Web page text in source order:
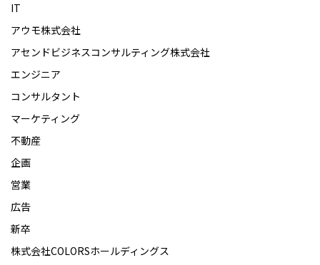
IT
アウモ株式会社
アセンドビジネスコンサルティング株式会社
エンジニア
コンサルタント
マーケティング
不動産
企画
営業
広告
新卒
株式会社COLORSホールディングス